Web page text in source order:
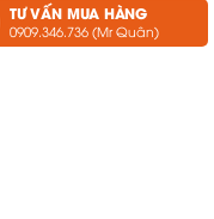
TƯ VẤN MUA HÀNG
0909.346.736 (Mr Quân)